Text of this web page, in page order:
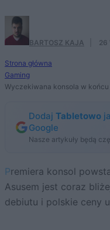
BARTOSZ KAJA 26
Strona główna
Gaming
Wyczekiwana konsola w
Dodaj Tabletowo
Google
Nasze artykuły będą
Premiera konsol powstałych we współpracy Xboxa z
Asusem jest coraz
debiutu i polskie ceny